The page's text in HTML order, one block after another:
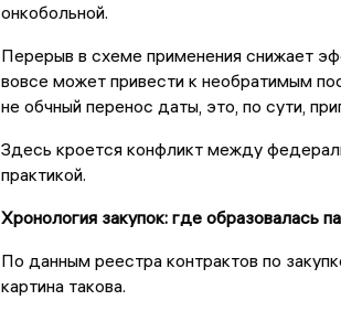
онкобольной.
Перерыв в схеме применения снижает
вовсе может привести к необратимым
не обчный перенос даты, это, по сути,
Здесь кроется конфликт между
практикой.
Хронология закупок: где образовалась
По данным реестра контрактов по
картина такова.